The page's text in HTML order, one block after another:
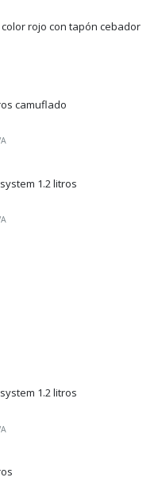
rojo con tapón cebador
camuflado
1.2 litros
1.2 litros